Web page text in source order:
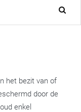
het bezit van of
door de
enkel